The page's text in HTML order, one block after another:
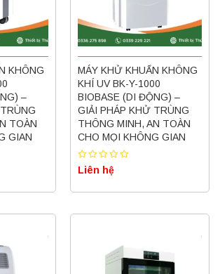
KHÔNG
–
TOÀN
GIAN
MÁY KHỬ KHUẨN KHÔNG
KHÍ UV BK-Y-1000
BIOBASE (DI ĐỘNG) –
GIẢI PHÁP KHỬ TRÙNG
THÔNG MINH, AN TOÀN
CHO MỌI KHÔNG GIAN
Liên hệ